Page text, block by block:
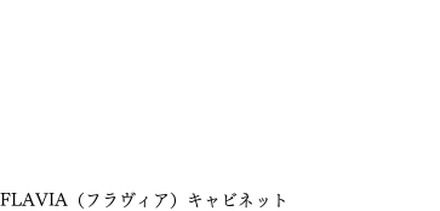
FLAVIA（フラヴィア）キャビネット